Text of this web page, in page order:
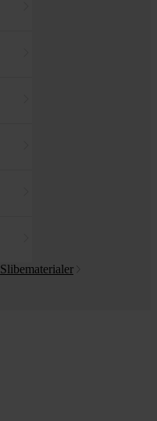
Slibematerialer